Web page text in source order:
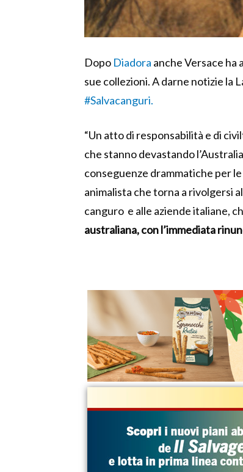
Dopo Diadora anche Versace ha
sue collezioni. A darne notizie la
#Salvacanguri.
“Un atto di responsabilità e di
che stanno devastando
conseguenze drammatiche per
animalista che torna a rivolgersi
canguro e alle aziende italiane,
australiana, con l’immediata